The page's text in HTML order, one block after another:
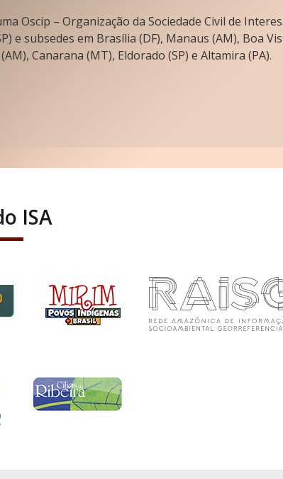
Oscip – Organização da Sociedade Civil de
e subsedes em Brasília (DF), Manaus (AM), Boa
Canarana (MT), Eldorado (SP) e Altamira (PA).
ISA